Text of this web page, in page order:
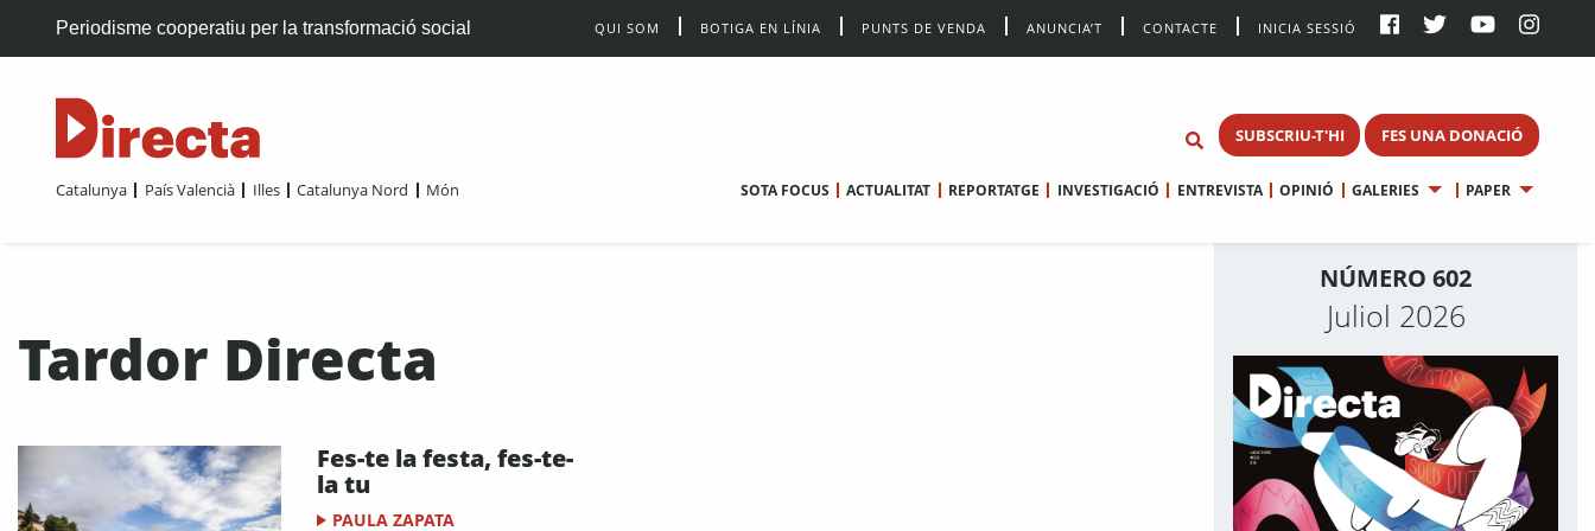
Periodisme cooperatiu per la transformació social QUI SOM BOTIGA EN LÍNIA PUNTS DE VENDA ANUNCIA’T CONTACTE INICIA SESSIÓ
SUBSCRIU-T'HI FES UNA DONACIÓ
Catalunya País Valencià Illes Catalunya Nord Món SOTA FOCUS ACTUALITAT REPORTATGE INVESTIGACIÓ ENTREVISTA OPINIÓ GALERIES PAPER
Tardor Directa
Fes-te la festa, fes-te-
la tu
PAULA ZAPATA
NÚMERO 602
Juliol 2026